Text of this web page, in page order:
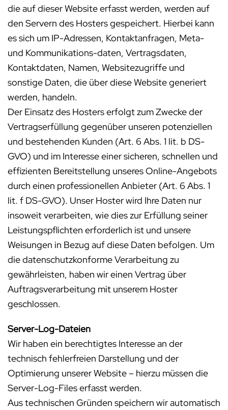
die auf dieser Website erfasst werden, werden auf
den Servern des Hosters gespeichert. Hierbei kann
es sich um IP-Adressen, Kontaktanfragen, Meta-
und Kommunikations-daten, Vertragsdaten,
Kontaktdaten, Namen, Websitezugriffe und
sonstige Daten, die über diese Website generiert
werden, handeln.
Der Einsatz des Hosters erfolgt zum Zwecke der
Vertragserfüllung gegenüber unseren potenziellen
und bestehenden Kunden (Art. 6 Abs. 1 lit. b DS-
GVO) und im Interesse einer sicheren, schnellen und
effizienten Bereitstellung unseres Online-Angebots
durch einen professionellen Anbieter (Art. 6 Abs. 1
lit. f DS-GVO). Unser Hoster wird Ihre Daten nur
insoweit verarbeiten, wie dies zur Erfüllung seiner
Leistungspflichten erforderlich ist und unsere
Weisungen in Bezug auf diese Daten befolgen. Um
die datenschutzkonforme Verarbeitung zu
gewährleisten, haben wir einen Vertrag über
Auftragsverarbeitung mit unserem Hoster
geschlossen.
Server-Log-Dateien
Wir haben ein berechtigtes Interesse an der
technisch fehlerfreien Darstellung und der
Optimierung unserer Website – hierzu müssen die
Server-Log-Files erfasst werden.
Aus technischen Gründen speichern wir automatisch